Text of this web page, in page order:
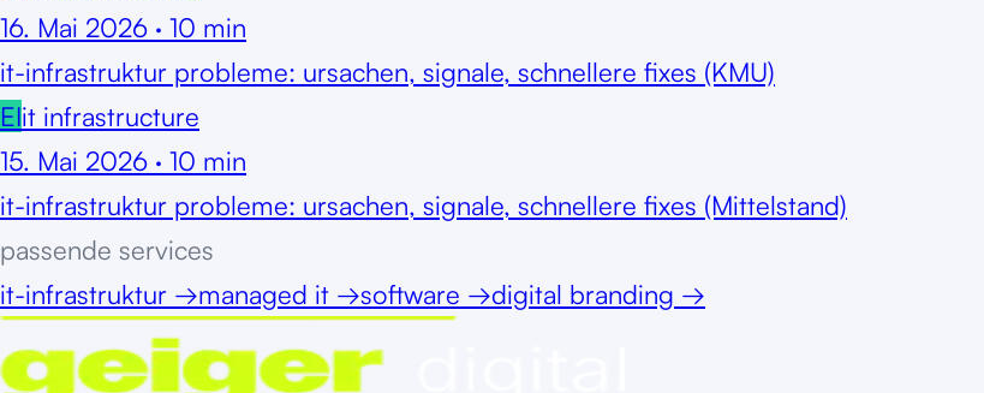
16. Mai 2026 · 10 min
it-infrastruktur probleme: ursachen, signale, schnellere fixes (KMU)
EIit infrastructure
15. Mai 2026 · 10 min
it-infrastruktur probleme: ursachen, signale, schnellere fixes (Mittelstand)
passende services
it-infrastruktur →managed it →software →digital branding →